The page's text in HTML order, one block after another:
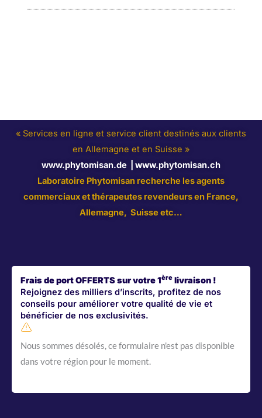
« Services en ligne et service client destinés aux clients
en Allemagne et en Suisse »
www.phytomisan.de
www.phytomisan.ch
Laboratoire Phytomisan recherche les agents
commerciaux et thérapeutes revendeurs en France,
Allemagne, Suisse etc…
Frais de port OFFERTS sur votre 1ère livraison !
Rejoignez des milliers d’inscrits, profitez de nos
conseils pour améliorer votre qualité de vie et
bénéficier de nos exclusivités.
Nous sommes désolés, ce formulaire n'est pas disponible
dans votre région pour le moment.